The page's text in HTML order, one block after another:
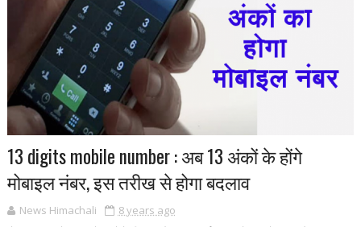
13 digits mobile number : अब 13 अंकों के होंगे
मोबाइल नंबर, इस तरीख से होगा बदलाव
News Himachali
8 years ago